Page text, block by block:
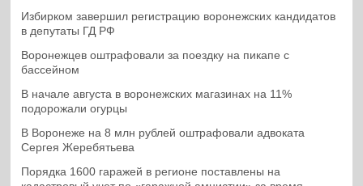
Избирком завершил регистрацию воронежских кандидатов
в депутаты ГД РФ
Воронежцев оштрафовали за поездку на пикапе с
бассейном
В начале августа в воронежских магазинах на 11%
подорожали огурцы
В Воронеже на 8 млн рублей оштрафовали адвоката
Сергея Жеребятьева
Порядка 1600 гаражей в регионе поставлены на